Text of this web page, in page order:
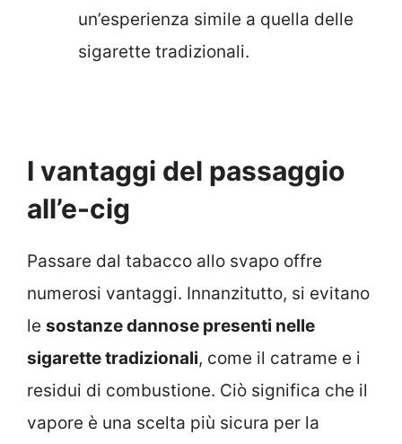
un’esperienza simile a quella delle
sigarette tradizionali.
I vantaggi del passaggio
all’e-cig
Passare dal tabacco allo svapo offre
numerosi vantaggi. Innanzitutto, si evitano
le sostanze dannose presenti nelle
sigarette tradizionali, come il catrame e i
residui di combustione. Ciò significa che il
vapore è una scelta più sicura per la